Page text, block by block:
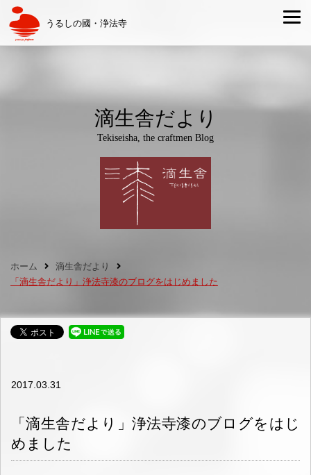
うるしの國・浄法寺
滴生舎だより
Tekiseisha, the craftmen Blog
ホーム
滴生舎だより
「滴生舎だより」浄法寺漆のブログをはじめました
2017.03.31
「滴生舎だより」浄法寺漆のブログをはじ
めました